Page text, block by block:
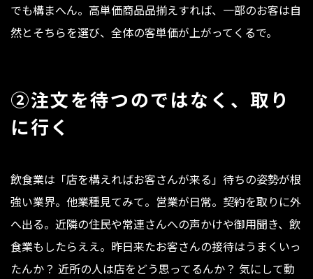
でも構まへん。高単価商品品揃えすれば、一部のお客は自
然とそちらを選び、全体の客単価が上がってくるで。
②注文を待つのではなく、取り
に行く
飲食業は「店を構えればお客さんが来る」待ちの姿勢が根
強い業界。他業種見てみて。営業が日常。契約を取りに外
へ出る。近隣の住民や常連さんへの声かけや御用聞き、飲
食業もしたらええ。昨日来たお客さんの接待はうまくいっ
たんか？ 近所の人は店をどう思ってるんか？ 気にして動